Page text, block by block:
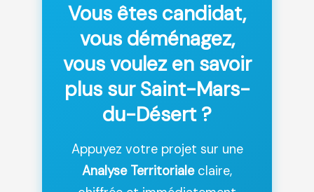
Vous êtes candidat,
vous déménagez,
vous voulez en savoir
plus sur Saint-Mars-
du-Désert ?
Appuyez votre projet sur une
Analyse Territorialeclaire,